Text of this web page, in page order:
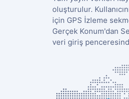
oluşturulur.
için GPS İzleme
Gerçek Konum'dan
veri giriş